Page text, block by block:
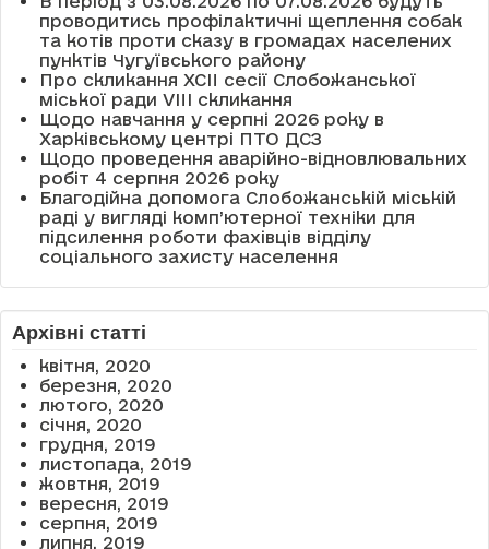
проводитись профілактичні щеплення собак
та котів проти сказу в громадах населених
пунктів Чугуївського району
Про скликання XCII сесії Слобожанської
міської ради VIII скликання
Щодо навчання у серпні 2026 року в
Харківському центрі ПТО ДСЗ
Щодо проведення аварійно-відновлювальних
робіт 4 серпня 2026 року
Благодійна допомога Слобожанській міській
раді у вигляді комп’ютерної техніки для
підсилення роботи фахівців відділу
соціального захисту населення
Архівні статті
квітня, 2020
березня, 2020
лютого, 2020
січня, 2020
грудня, 2019
листопада, 2019
жовтня, 2019
вересня, 2019
серпня, 2019
липня, 2019